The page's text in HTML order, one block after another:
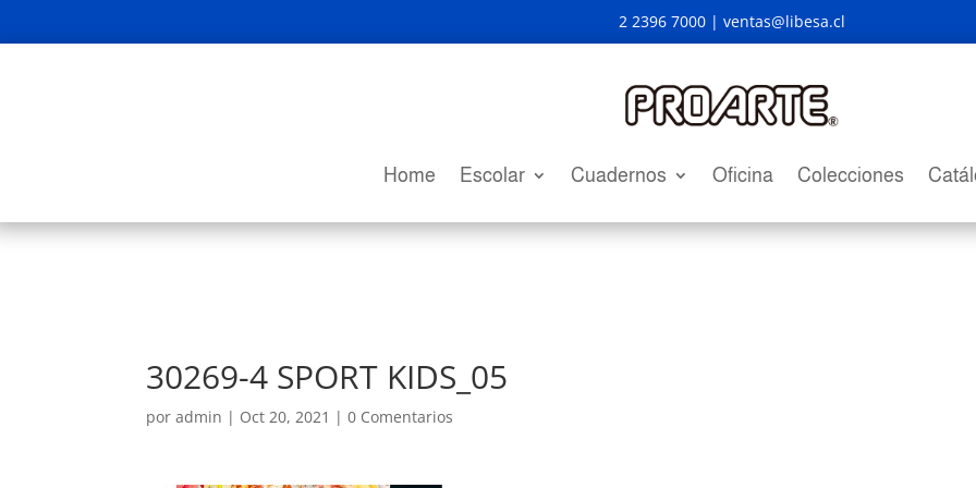
2 2396 7000 | ventas@libesa.cl
Home Escolar Cuadernos Oficina Colecciones
30269-4 SPORT KIDS_05
poradmin | Oct 20, 2021 |0 Comentarios